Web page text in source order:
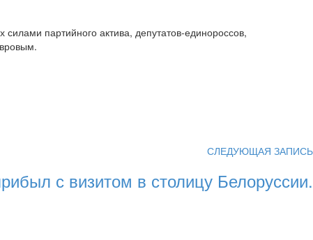
партийного актива, депутатов-единороссов,
СЛЕДУЮЩАЯ ЗАПИСЬ
с визитом в столицу Белоруссии.